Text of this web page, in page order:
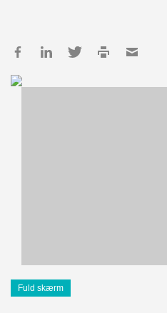
Fuld skærm